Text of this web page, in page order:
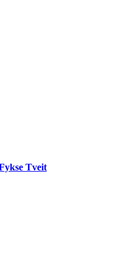
Tveit